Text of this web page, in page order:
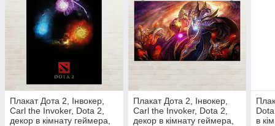
Плакат Дота 2, Інвокер,
Carl the Invoker, Dota 2,
декор в кімнату геймера,
Плакат Дота 2, Інвокер,
Carl the Invoker, Dota 2,
декор в кімнату геймера,
в